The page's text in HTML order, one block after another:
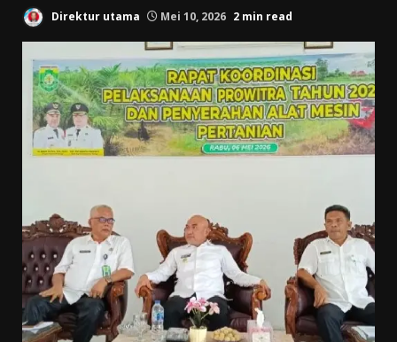
Direktur utama Mei 10, 2026 2 min read